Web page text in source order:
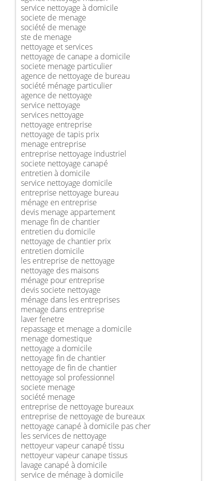
service nettoyage à domicile
societe de menage
société de menage
ste de menage
nettoyage et services
nettoyage de canape a domicile
societe menage particulier
agence de nettoyage de bureau
société ménage particulier
agence de nettoyage
service nettoyage
services nettoyage
nettoyage entreprise
nettoyage de tapis prix
menage entreprise
entreprise nettoyage industriel
societe nettoyage canapé
entretien à domicile
service nettoyage domicile
entreprise nettoyage bureau
ménage en entreprise
devis menage appartement
menage fin de chantier
entretien du domicile
nettoyage de chantier prix
entretien domicile
les entreprise de nettoyage
nettoyage des maisons
ménage pour entreprise
devis societe nettoyage
ménage dans les entreprises
menage dans entreprise
laver fenetre
repassage et menage a domicile
menage domestique
nettoyage a domicile
nettoyage fin de chantier
nettoyage de fin de chantier
nettoyage sol professionnel
societe menage
société menage
entreprise de nettoyage bureaux
entreprise de nettoyage de bureaux
nettoyage canapé à domicile pas cher
les services de nettoyage
nettoyeur vapeur canapé tissu
nettoyeur vapeur canape tissus
lavage canapé à domicile
service de ménage à domicile